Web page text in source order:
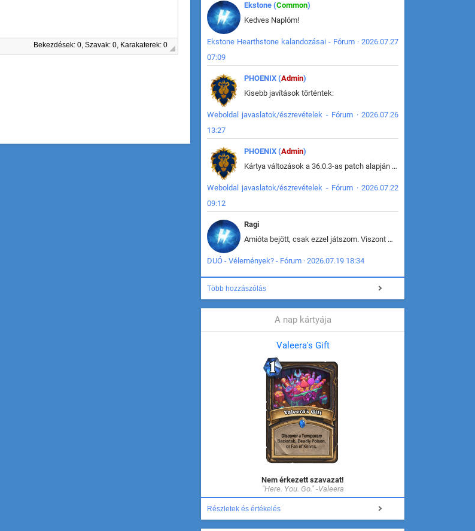
Bekezdések: 0, Szavak: 0, Karakaterek: 0
Ekstone (Common)
Kedves Naplóm!
Ekstone Hearthstone kalandozásai - Fórum · 2026.07.27
07:09
PHOENIX (Admin)
Kisebb javítások történtek:
Weboldal javaslatok/észrevételek - Fórum · 2026.07.26
13:27
PHOENIX (Admin)
Kártya változások a 36.0.3-as patch alapján frissítve az adatbázisban (képek is cserélve).
Weboldal javaslatok/észrevételek - Fórum · 2026.07.22
09:12
Ragi
Amióta bejött, csak ezzel játszom. Viszont mint minden más - akár az alapjáték is, ez is baromira összetett lett. Néha már pár kör után is esélytelen az egész. Vagy irreállisan túltápol valaki, vagy lelép a partner, vagy csak hülye mint a segg. És amikor eljönne az én időm, na akkor jön el mindenki másé is. Engem jobban érdekelne, hogy ki milyen ratingen szokott játszani. Na ez lenne egy érdekes adat.
DUÓ - Vélemények? - Fórum · 2026.07.19 18:34
Több hozzászólás
A nap kártyája
Valeera's Gift
Nem érkezett szavazat!
"Here. You. Go." -Valeera
Részletek és értékelés